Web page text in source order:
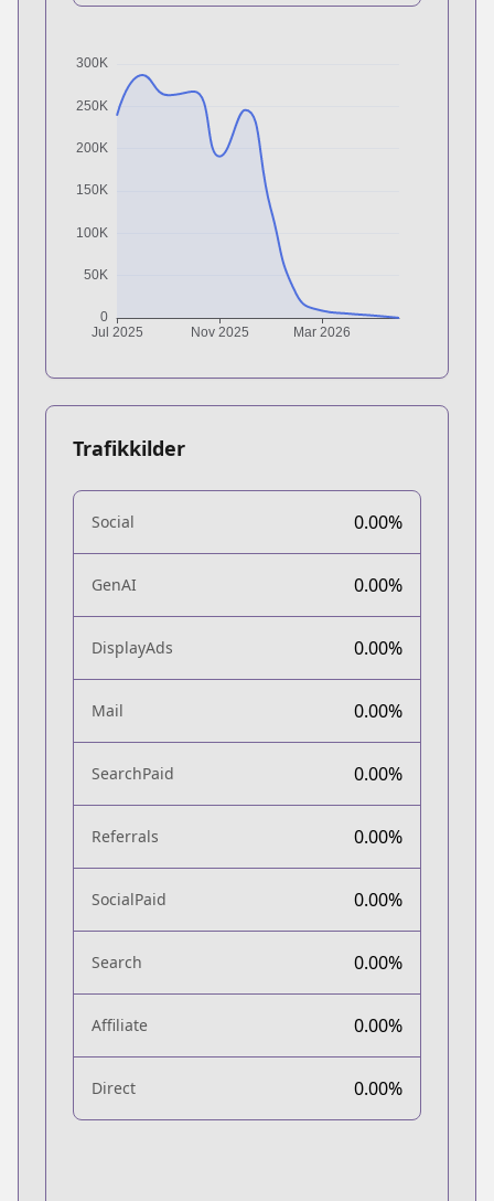
Trafikkilder
Social 0.00%
GenAI 0.00%
DisplayAds 0.00%
Mail 0.00%
SearchPaid 0.00%
Referrals 0.00%
SocialPaid 0.00%
Search 0.00%
Affiliate 0.00%
Direct 0.00%